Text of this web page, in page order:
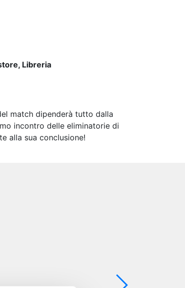
Libreria
match dipenderà tutto dalla
incontro delle eliminatorie di
alla sua conclusione!